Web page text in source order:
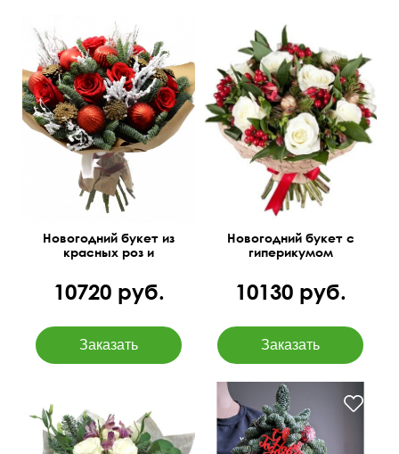
С шишками и
черничником
заснеженным
Новогодний букет из
красных роз и
10720 руб.
С декором из елок
Новогодний букет с
гиперикумом
10130 руб.